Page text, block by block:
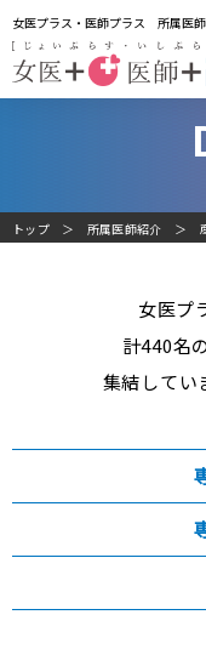
女医プラス・医師プラス 所属医
トップ 所属医師紹介
女医プ
計440名
集結してい